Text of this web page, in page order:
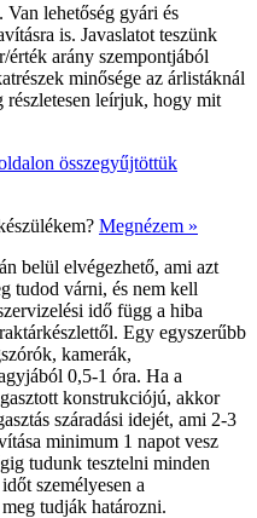
lehetőség gyári és
is. Javaslatot teszünk
arány szempontjából
minősége az árlistáknál
leírjuk, hogy mit
összegyűjtöttük
Megnézem »
belül elvégezhető, ami azt
tudod várni, és nem kell
idő függ a hiba
Egy egyszerűbb
kamerák,
0,5-1 óra. Ha a
konstrukciójú, akkor
száradási idejét, ami 2-3
minimum 1 napot vesz
tudunk tesztelni minden
személyesen a
tudják határozni.